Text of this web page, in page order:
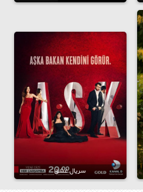
سریال عشق